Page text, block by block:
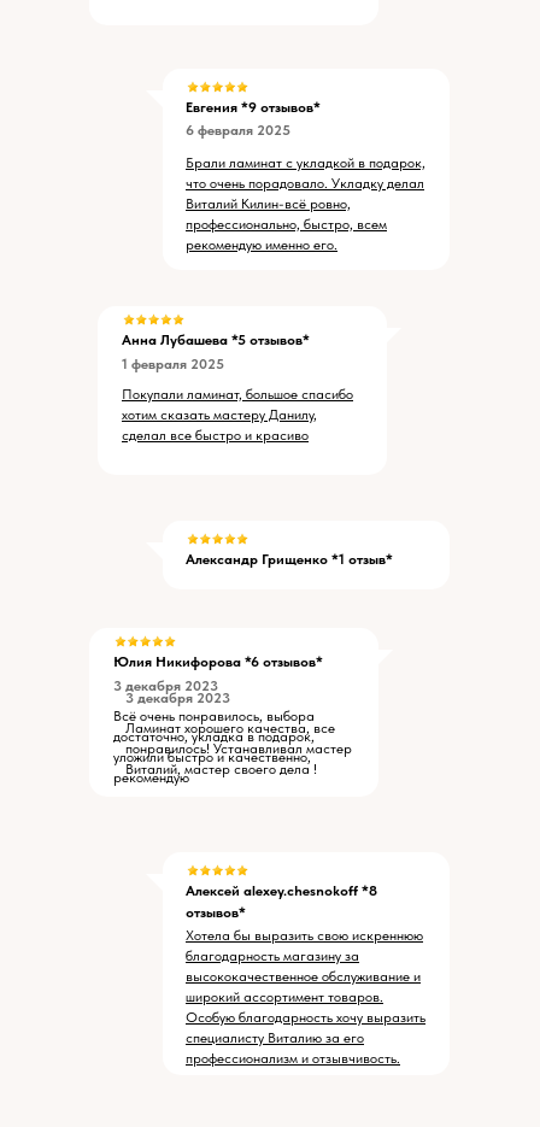
Анна Лубашева *5 отзывов*
1 февраля 2025
Покупали ламинат, большое спасибо
хотим сказать мастеру Данилу,
сделал все быстро и красиво
Евгения *9 отзывов*
Брали ламинат с укладкой в подарок,
что очень порадовало. Укладку делал
Виталий Килин-всё ровно,
профессионально, быстро, всем
рекомендую именно его.
6 февраля 2025
Юлия Никифорова *6 отзывов*
3 декабря 2023
Всё очень понравилось, выбора
достаточно, укладка в подарок,
уложили быстро и качественно,
рекомендую
Александр Грищенко *1 отзыв*
Ламинат хорошего качества, все
понравилось! Устанавливал мастер
Виталий, мастер своего дела !
3 декабря 2023
Алексей alexey.chesnokoff *8
отзывов*
Хотела бы выразить свою искреннюю
благодарность магазину за
высококачественное обслуживание и
широкий ассортимент товаров.
Особую благодарность хочу выразить
специалисту Виталию за его
профессионализм и отзывчивость.